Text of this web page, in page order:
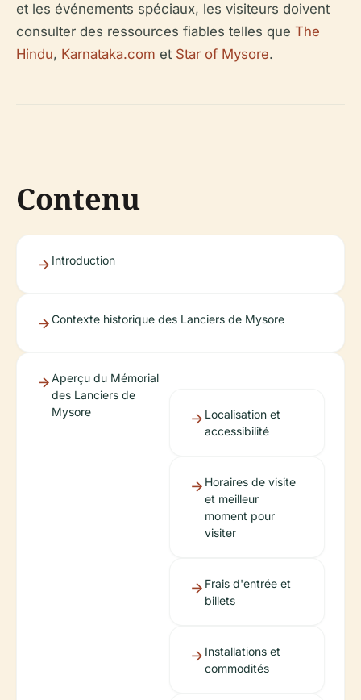
et les événements spéciaux, les visiteurs doivent
consulter des ressources fiables telles que The
Hindu, Karnataka.com et Star of Mysore.
Contenu
Introduction
Contexte historique des Lanciers de Mysore
Aperçu du Mémorial
des Lanciers de
Mysore
Localisation et
accessibilité
Horaires de visite
et meilleur
moment pour
visiter
Frais d'entrée et
billets
Installations et
commodités